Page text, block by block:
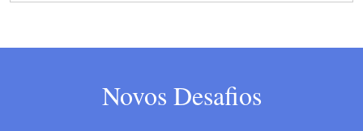
Novos Desafios